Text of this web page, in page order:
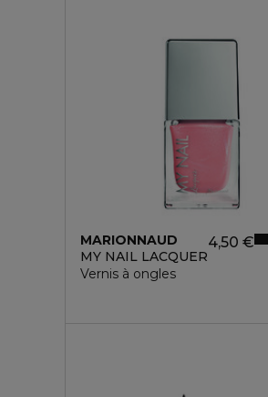
MARIONNAUD
MY NAIL LACQUER
Vernis à ongles
4,50 €